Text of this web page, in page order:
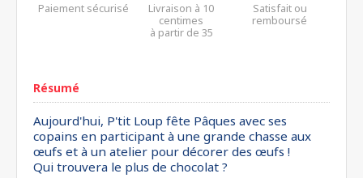
Paiement sécurisé
Livraison à 10
centimes
à partir de 35
Satisfait ou
remboursé
Résumé
Aujourd'hui, P'tit Loup fête Pâques avec ses
copains en participant à une grande chasse aux
œufs et à un atelier pour décorer des œufs !
Qui trouvera le plus de chocolat ?